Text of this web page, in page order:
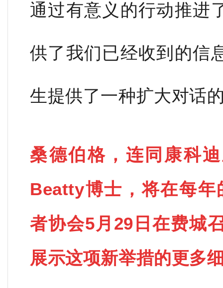
通过有意义的行动推进
供了我们已经收到的信
生提供了一种扩大对话
桑德伯格，连同康科
Beatty博士，将在每
者协会5月29日在费城
展示这项新举措的更多